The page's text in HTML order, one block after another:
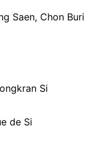
Saen, Chon Buri
Si
de Si